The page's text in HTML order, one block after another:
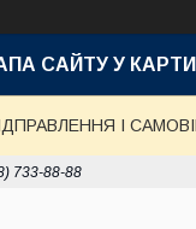
САЙТУ У
І
733-88-88